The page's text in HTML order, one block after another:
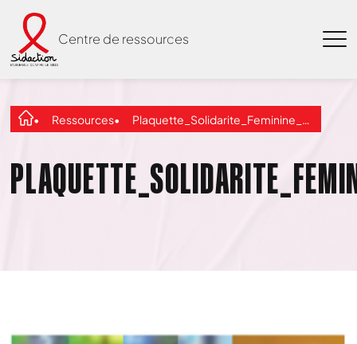
Centre de ressources
Ressources Plaquette_Solidarite_Feminine_2012